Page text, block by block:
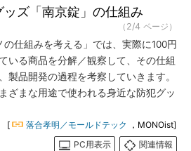
ズ「南京錠」の仕組み
（2/4 ページ）
仕組みを考える」では、実際に100円
いる商品を分解／観察して、その仕組
製品開発の過程を考察していきます。
ざまな用途で使われる身近な防犯グッ
[ 落合孝明／モールドテック
，MONOist]
PC用表示
関連情報